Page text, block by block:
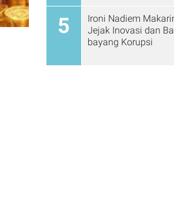
5
Ironi Nadiem
Jejak Inovasi dan
bayang Korupsi